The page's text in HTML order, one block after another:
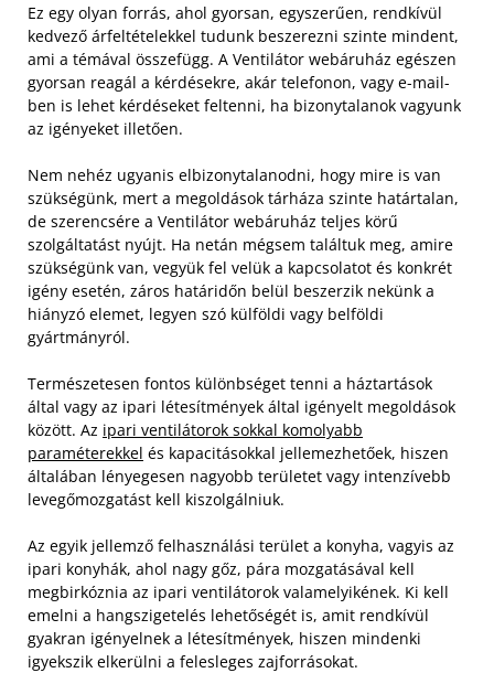
Ez egy olyan forrás, ahol gyorsan, egyszerűen, rendkívül
kedvező árfeltételekkel tudunk beszerezni szinte mindent,
ami a témával összefügg. A Ventilátor webáruház egészen
gyorsan reagál a kérdésekre, akár telefonon, vagy e-mail-
ben is lehet kérdéseket feltenni, ha bizonytalanok vagyunk
az igényeket illetően.
Nem nehéz ugyanis elbizonytalanodni, hogy mire is van
szükségünk, mert a megoldások tárháza szinte határtalan,
de szerencsére a Ventilátor webáruház teljes körű
szolgáltatást nyújt. Ha netán mégsem találtuk meg, amire
szükségünk van, vegyük fel velük a kapcsolatot és konkrét
igény esetén, záros határidőn belül beszerzik nekünk a
hiányzó elemet, legyen szó külföldi vagy belföldi
gyártmányról.
Természetesen fontos különbséget tenni a háztartások
által vagy az ipari létesítmények által igényelt megoldások
között. Az ipari ventilátorok sokkal komolyabb
paraméterekkel és kapacitásokkal jellemezhetőek, hiszen
általában lényegesen nagyobb területet vagy intenzívebb
levegőmozgatást kell kiszolgálniuk.
Az egyik jellemző felhasználási terület a konyha, vagyis az
ipari konyhák, ahol nagy gőz, pára mozgatásával kell
megbirkóznia az ipari ventilátorok valamelyikének. Ki kell
emelni a hangszigetelés lehetőségét is, amit rendkívül
gyakran igényelnek a létesítmények, hiszen mindenki
igyekszik elkerülni a felesleges zajforrásokat.